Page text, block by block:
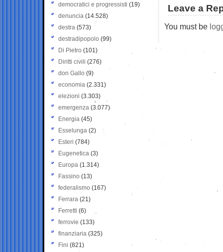
Leave a
You must be
democratici e progressisti (19)
denuncia (14.528)
destra (573)
destradipopolo (99)
Di Pietro (101)
Diritti civili (276)
don Gallo (9)
economia (2.331)
elezioni (3.303)
emergenza (3.077)
Energia (45)
Esselunga (2)
Esteri (784)
Eugenetica (3)
Europa (1.314)
Fassino (13)
federalismo (167)
Ferrara (21)
Ferretti (6)
ferrovie (133)
finanziaria (325)
Fini (821)